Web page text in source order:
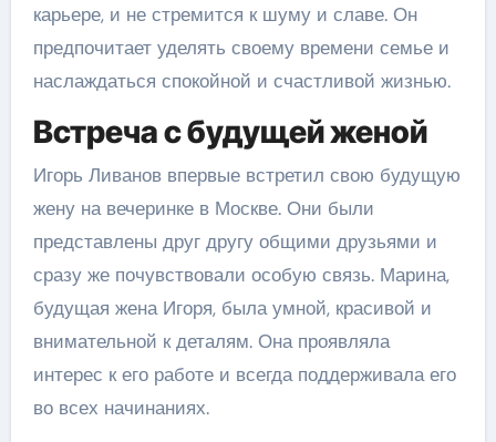
карьере, и не стремится к шуму и славе. Он
предпочитает уделять своему времени семье и
наслаждаться спокойной и счастливой жизнью.
Встреча с будущей женой
Игорь Ливанов впервые встретил свою будущую
жену на вечеринке в Москве. Они были
представлены друг другу общими друзьями и
сразу же почувствовали особую связь. Марина,
будущая жена Игоря, была умной, красивой и
внимательной к деталям. Она проявляла
интерес к его работе и всегда поддерживала его
во всех начинаниях.